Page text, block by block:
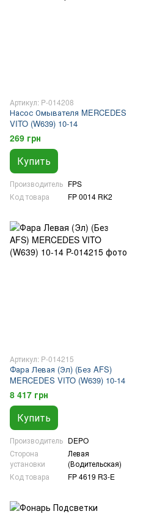
Артикул: P-014208
Насос Омывателя MERCEDES
VITO (W639) 10-14
269 грн
Купить
Производитель FPS
Код товара
FP 0014 RK2
Артикул: P-014215
Фара Левая (Эл) (Без AFS)
MERCEDES VITO (W639) 10-14
8 417 грн
Купить
Производитель DEPO
Сторона
установки
Левая
(Водительская)
Код товара
FP 4619 R3-E